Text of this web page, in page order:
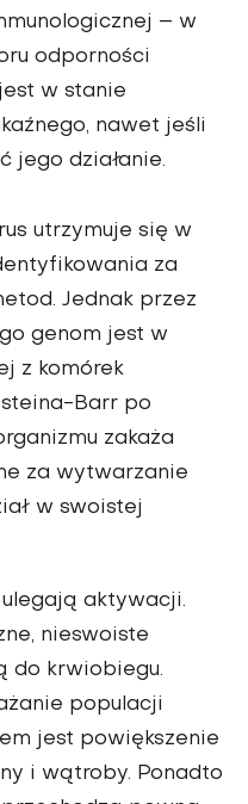
– w
odporności
w stanie
nawet jeśli
jego działanie.
utrzymuje się w
za
Jednak przez
genom jest w
z komórek
Barr po
zakaża
za wytwarzanie
w swoistej
aktywacji.
nieswoiste
do krwiobiegu.
populacji
jest powiększenie
i wątroby. Ponadto